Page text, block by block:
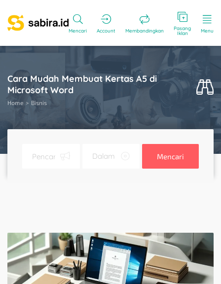
Mencari Account Membandingkan Pasang
Iklan Menu
Cara Mudah Membuat Kertas A5 di
Microsoft Word
Home Bisnis
Mencari